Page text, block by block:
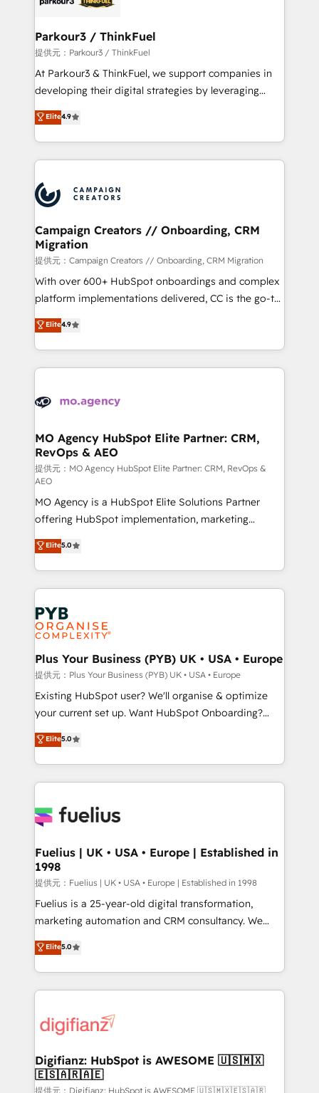
companies scale faster and smarter. 🔹 BOOMS:
Demand generation for all your buyers With BOOMS,
you invest in 100% of your buyers, accelerating your
growth and positioning yourself as an undisputed
transformation process A methodology designed to
implement HubSpot effectively and optimize your
record of business transformation, our growth-first
approach has helped brands dominate their
Parkour3 / ThinkFuel
提供元：Parkour3 / ThinkFuel
At Parkour3 & ThinkFuel, we support companies in
developing their digital strategies by leveraging
technologies and automating their marketing and
sales processes to generate growth. Our offer spans
from Strategy to Operations. We specialize in CRM
onboarding and implementation, web design, sales
extensive experience working with tech companies
and manufacturers since 2002, we are committed to
empowering our clients and developing their
autonomy. Get to grips with HubSpot through
guided implementation and seamless integration of
the CRM platform into your digital ecosystem. Would
you like support in deploying your inbound
to your needs and sales objectives. With 125+
certifications, we are part of the most certified
services are offered in both English & French.
Elite4.9
Campaign Creators // Onboarding, CRM
Migration
提供元：Campaign Creators // Onboarding, CRM Migration
With over 600+ HubSpot onboardings and complex
platform implementations delivered, CC is the go-to
Elite Solutions Partner for businesses ready to
migrate, replatform, and scale smarter. We specialize
in high-impact CRM and CMS migrations and
onboarding from platforms like Salesforce, NetSuite,
WordPress and legacy CRMs, turning fragmented
architectures that accelerate revenue operations and
performance. - Multi-object CRM migration, cleanup,
and implementation. - Pre-built and custom
integrations across your full tech stack. - Custom
object setup, CMS builds, and full-funnel automation.
- Dashboards, lifecycle campaigns, and lead
nurturing sequences. - Cross-hub setup across
Marketing, Sales, Operations, and Service Hubs. -
Ongoing optimization, managed support, and
scalable retainers. Let’s make HubSpot your most
powerful growth engine. Built to convert, scale, and
drive results.
Elite4.9
MO Agency HubSpot Elite Partner: CRM,
RevOps & AEO
提供元：MO Agency HubSpot Elite Partner: CRM, RevOps &
AEO
MO Agency is a HubSpot Elite Solutions Partner
offering HubSpot implementation, marketing
automation, CRM and RevOps consulting, data
architecture, sales enablement, lifecycle automation,
lead scoring and revenue reporting. HubSpot,
Salesforce and integrated enterprise stacks. Digital
Marketing, Answer Engine Optimisation, and
Generative Engine Optimisation (AI Search),
HubSpot Content Hub, WordPress development,
B2B SEO, paid media, and content. We work with
enterprise and growth-led companies across
technology, professional services, financial services
and industrial sectors. Offices in Johannesburg, Cape
implementations delivered. AI visibility coverage
across ChatGPT, Claude, Perplexity, Gemini and
Innovation HubSpot Impact Award - Platform
Migration Excellence HubSpot Impact Award -
professionals.
Elite5.0
Plus Your Business (PYB) UK • USA • Europe
提供元：Plus Your Business (PYB) UK • USA • Europe
Existing HubSpot user? We'll organise & optimize
your current set up. Want HubSpot Onboarding?
We'll customise your CRM & automate your business
processes. Welcome to our Profile! We can help
with... • CRM implementation, reports & workflows,
and team training • CRM migration: Salesforce,
Custom API integrations A little about us... • Boutique
for Sales Hub, Marketing Hub, Service Hub, Data
Hub and Website (CMS) • ISO/IEC 27001:2022, ISO
9001:2015 and now... ISO 42001: 2023 certified •
Exclusive AI 'GuardHub' governance framework,
based on ISO 42001 - helping you 'organise
👈 '𝗖𝗼𝗻𝘁𝗮𝗰𝘁 𝗯𝘂𝘀𝗶𝗻𝗲𝘀𝘀' button to get in touch
(𝘸𝘦'𝘳𝘦 𝘴𝘶𝘱𝘦𝘳 𝘳𝘦𝘴𝘱𝘰𝘯𝘴𝘪𝘷𝘦)
Elite5.0
Fuelius | UK • USA • Europe | Established in
1998
提供元：Fuelius | UK • USA • Europe | Established in 1998
Fuelius is a 25-year-old digital transformation,
marketing automation and CRM consultancy. We
enable mid-market and enterprise clients to
maximise their return from digital and fuel their
growth. We modernise platforms, streamline
operations that are causing inefficiencies, improve
supercharge revenue operations Key services: • CRM
Transformation / Web Development • RevOps &
Sales Consulting • Marketing Automation What
Elite5.0
Digifianz: HubSpot is AWESOME 🇺🇸🇲🇽
🇪🇸🇦🇷🇦🇪
提供元：Digifianz: HubSpot is AWESOME 🇺🇸🇲🇽🇪🇸🇦🇷